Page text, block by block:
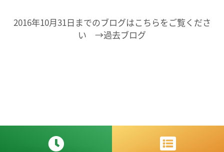
2016年10月31日までのブログはこちらをご覧くださ
い →過去ブログ